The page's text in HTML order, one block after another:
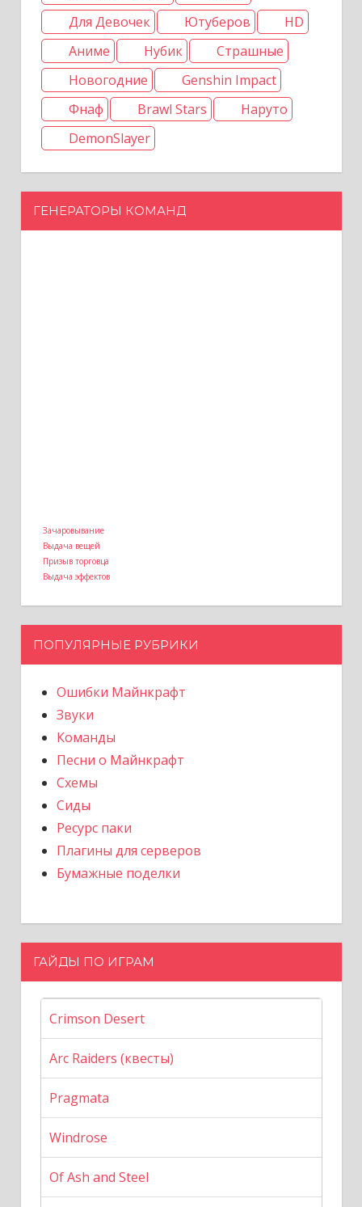
Для Девочек
Ютуберов
HD
Аниме
Нубик
Страшные
Новогодние
Genshin Impact
Фнаф
Brawl Stars
Наруто
DemonSlayer
ГЕНЕРАТОРЫ КОМАНД
Зачаровывание
Выдача вещей
Призыв торговца
Выдача эффектов
ПОПУЛЯРНЫЕ РУБРИКИ
Ошибки Майнкрафт
Звуки
Команды
Песни о Майнкрафт
Схемы
Сиды
Ресурс паки
Плагины для серверов
Бумажные поделки
ГАЙДЫ ПО ИГРАМ
Crimson Desert
Arc Raiders (квесты)
Pragmata
Windrose
Of Ash and Steel